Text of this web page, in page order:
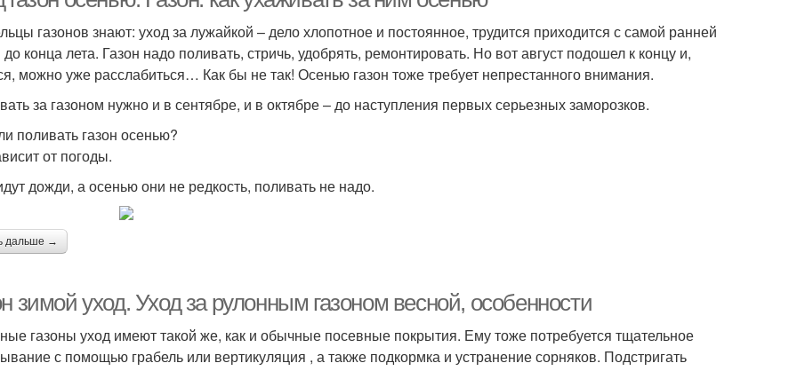
газонов знают: уход за лужайкой – дело хлопотное и постоянное, трудится приходится с самой ранней
конца лета. Газон надо поливать, стричь, удобрять, ремонтировать. Но вот август подошел к концу и,
можно уже расслабиться… Как бы не так! Осенью газон тоже требует непрестанного внимания.
за газоном нужно и в сентябре, и в октябре – до наступления первых серьезных заморозков.
поливать газон осенью?
от погоды.
дожди, а осенью они не редкость, поливать не надо.
дальше →
зимой уход. Уход за рулонным газоном весной, особенности
газоны уход имеют такой же, как и обычные посевные покрытия. Ему тоже потребуется тщательное
с помощью грабель или вертикуляция , а также подкормка и устранение сорняков. Подстригать